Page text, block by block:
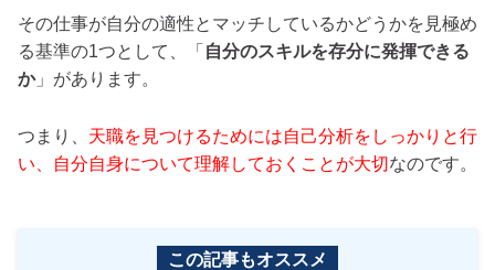
その仕事が自分の適性とマッチしているかどうかを見極め
る基準の1つとして、「 自分のスキルを存分に発揮できる
か」があります。
つまり、 天職を見つけるためには自己分析をしっかりと行
い、自分自身について理解しておくことが大切なのです。
この記事もオススメ